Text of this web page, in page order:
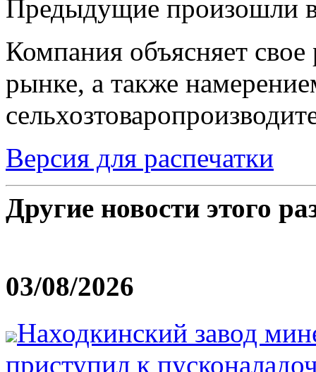
Предыдущие произошли
Компания объясняет
рынке, а также
Версия для распечатки
Другие новости этого
03/08/2026
Находкинский завод
приступил к